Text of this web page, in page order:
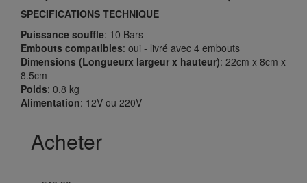
SPECIFICATIONS TECHNIQUE
Puissance souffle: 10 Bars
Embouts compatibles: oui - livré avec 4 embouts
Dimensions (Longueurx largeur x hauteur): 22cm x 8cm x
8.5cm
Poids: 0.8 kg
Alimentation: 12V ou 220V
Acheter